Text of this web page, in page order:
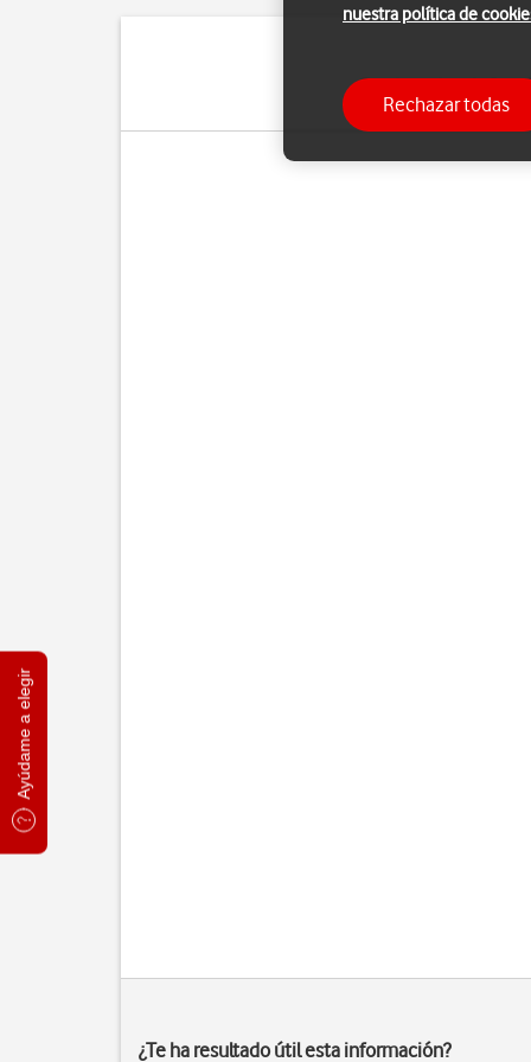
Ayúdame a elegir
Puedes utilizar la
¿Te ha resultado útil esta información?
nuestra política de
Rechazar todas